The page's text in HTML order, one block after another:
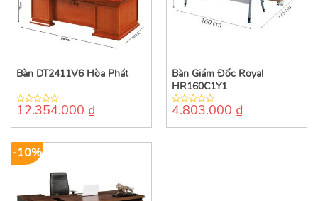
Bàn DT2411V6 Hòa Phát
0
of
12.354.000 ₫
Bàn Giám Đốc Royal
HR160C1Y1
0
of
4.803.000 ₫
-10%